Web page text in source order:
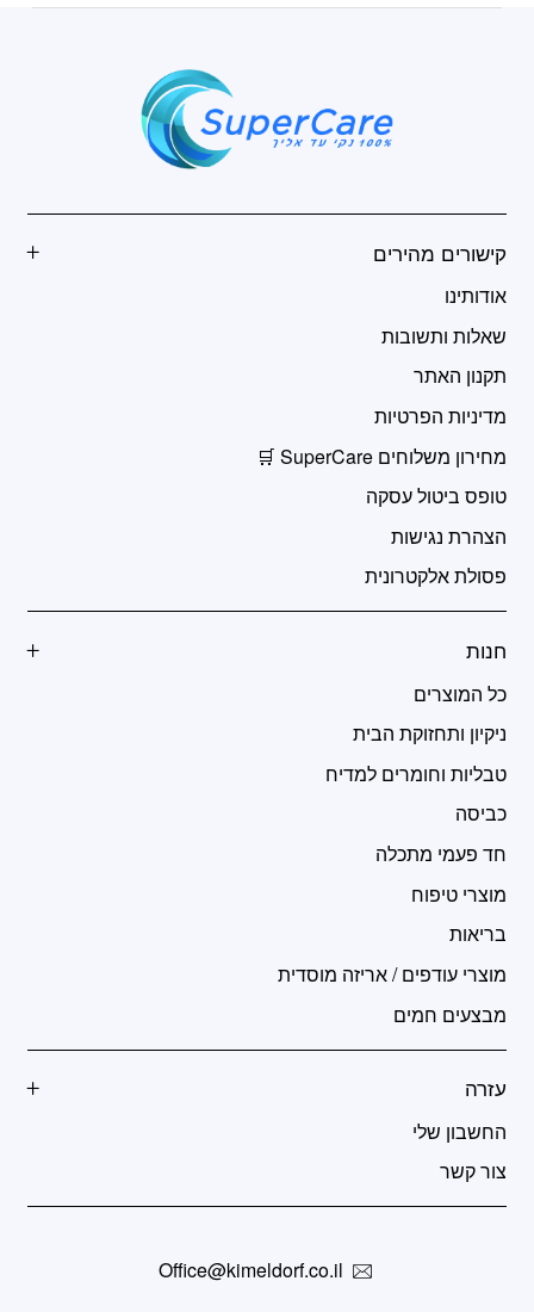
קישורים מהירים
אודותינו
שאלות ותשובות
תקנון האתר
מדיניות הפרטיות
מחירון משלוחים SuperCare 🛒
טופס ביטול עסקה
הצהרת נגישות
פסולת אלקטרונית
חנות
כל המוצרים
ניקיון ותחזוקת הבית
טבליות וחומרים למדיח
כביסה
חד פעמי מתכלה
מוצרי טיפוח
בריאות
מוצרי עודפים / אריזה מוסדית
מבצעים חמים
עזרה
החשבון שלי
צור קשר
Office@kimeldorf.co.il